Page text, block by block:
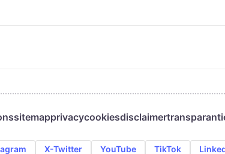
sitemapprivacycookiesdisclaimer
X-Twitter YouTube TikTok